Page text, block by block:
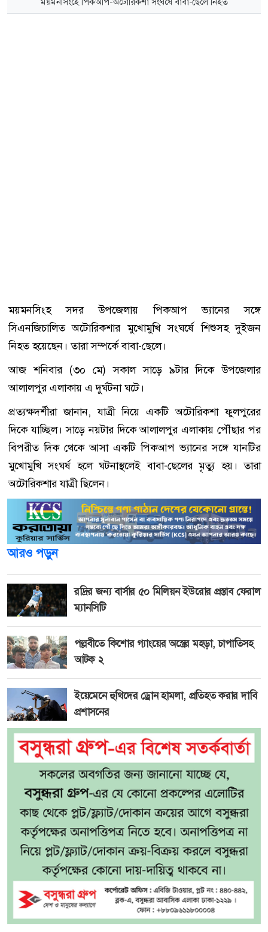
ময়মনসিংহ সদর উপজেলায় পিকআপ ভ্যানের সঙ্গে
সিএনজিচালিত অটোরিকশার মুখোমুখি সংঘর্ষে শিশুসহ দুইজন
নিহত হয়েছেন। তারা সম্পর্কে বাবা-ছেলে।
আজ শনিবার (৩০ মে) সকাল সাড়ে ৯টার দিকে উপজেলার
আলালপুর এলাকায় এ দুর্ঘটনা ঘটে।
প্রত্যক্ষদর্শীরা জানান, যাত্রী নিয়ে একটি অটোরিকশা ফুলপুরের
দিকে যাচ্ছিল। সাড়ে নয়টার দিকে আলালপুর এলাকায় পৌঁছার পর
বিপরীত দিক থেকে আসা একটি পিকআপ ভ্যানের সঙ্গে যানটির
মুখোমুখি সংঘর্ষ হলে ঘটনাস্থলেই বাবা-ছেলের মৃত্যু হয়। তারা
অটোরিকশার যাত্রী ছিলেন।
আরও পড়ুন
রদ্রির জন্য বার্সার ৫০ মিলিয়ন ইউরোর প্রস্তাব ফেরাল
ম্যানসিটি
পল্লবীতে কিশোর গ্যাংয়ের অস্ত্রের মহড়া, চাপাতিসহ
আটক ২
ইয়েমেনে হুথিদের ড্রোন হামলা, প্রতিহত করার দাবি
প্রশাসনের